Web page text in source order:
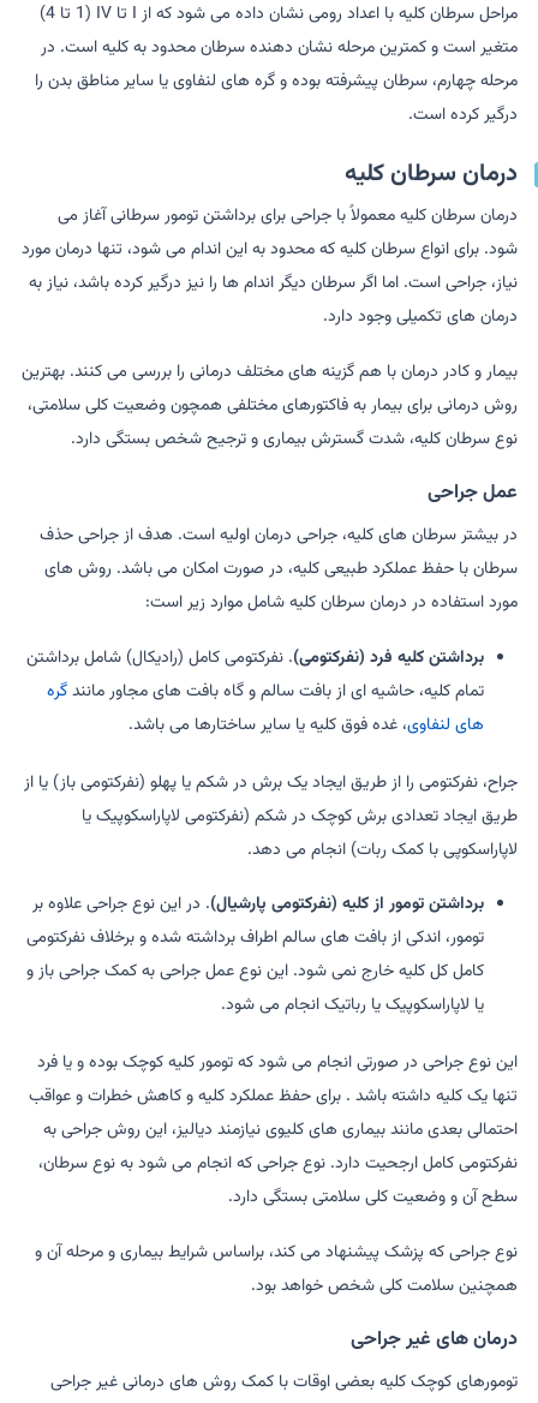
مراحل سرطان کلیه با اعداد رومی نشان داده می شود که از I تا IV (1 تا 4)
متغیر است و کمترین مرحله نشان دهنده سرطان محدود به کلیه است. در
مرحله چهارم، سرطان پیشرفته بوده و گره های لنفاوی یا سایر مناطق بدن را
درگیر کرده است.
درمان سرطان کلیه
درمان سرطان کلیه معمولاً با جراحی برای برداشتن تومور سرطانی آغاز می
شود. برای انواع سرطان کلیه که محدود به این اندام می شود، تنها درمان مورد
نیاز، جراحی است. اما اگر سرطان دیگر اندام ها را نیز درگیر کرده باشد، نیاز به
درمان های تکمیلی وجود دارد.
بیمار و کادر درمان با هم گزینه های مختلف درمانی را بررسی می کنند. بهترین
روش درمانی برای بیمار به فاکتورهای مختلفی همچون وضعیت کلی سلامتی،
نوع سرطان کلیه، شدت گسترش بیماری و ترجیح شخص بستگی دارد.
عمل جراحی
در بیشتر سرطان های کلیه، جراحی درمان اولیه است. هدف از جراحی حذف
سرطان با حفظ عملکرد طبیعی کلیه، در صورت امکان می باشد. روش های
مورد استفاده در درمان سرطان کلیه شامل موارد زیر است:
برداشتن کلیه فرد (نفرکتومی). نفرکتومی کامل (رادیکال) شامل برداشتن
تمام کلیه، حاشیه ای از بافت سالم و گاه بافت های مجاور مانندگره
های لنفاوی، غده فوق کلیه یا سایر ساختارها می باشد.
جراح، نفرکتومی را از طریق ایجاد یک برش در شکم یا پهلو (نفرکتومی باز) یا از
طریق ایجاد تعدادی برش کوچک در شکم (نفرکتومی لاپاراسکوپیک یا
لاپاراسکوپی با کمک ربات) انجام می دهد.
برداشتن تومور از کلیه (نفرکتومی پارشیال). در این نوع جراحی علاوه بر
تومور، اندکی از بافت های سالم اطراف برداشته شده و برخلاف نفرکتومی
کامل کل کلیه خارج نمی شود. این نوع عمل جراحی به کمک جراحی باز و
یا لاپاراسکوپیک یا رباتیک انجام می شود.
این نوع جراحی در صورتی انجام می شود که تومور کلیه کوچک بوده و یا فرد
تنها یک کلیه داشته باشد . برای حفظ عملکرد کلیه و کاهش خطرات و عواقب
احتمالی بعدی مانند بیماری های کلیوی نیازمند دیالیز، این روش جراحی به
نفرکتومی کامل ارجحیت دارد. نوع جراحی که انجام می شود به نوع سرطان،
سطح آن و وضعیت کلی سلامتی بستگی دارد.
نوع جراحی که پزشک پیشنهاد می کند، براساس شرایط بیماری و مرحله آن و
همچنین سلامت کلی شخص خواهد بود.
درمان های غیر جراحی
تومورهای کوچک کلیه بعضی اوقات با کمک روش های درمانی غیر جراحی